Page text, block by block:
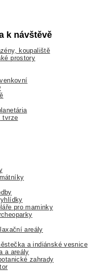
k návštěvě
koupaliště
prostory
tvrze
pro maminky
areály
a indiánské vesnice
a areály
zahrady